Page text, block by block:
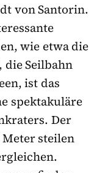
von Santorin.
wie etwa die
, die Seilbahn
ist das
spektakuläre
Der
steilen